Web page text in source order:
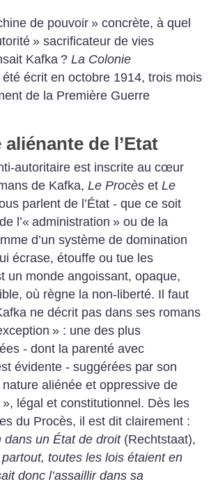
de pouvoir » concrète, à quel
» sacrificateur de vies
Kafka ?La Colonie
été écrit en octobre 1914, trois mois
de la Première Guerre
de l’Etat
autoritaire est inscrite au cœur
de Kafka,Le Procès etLe
parlent de l’État - que ce soit
l’« administration » ou de la
d’un système de domination
écrase, étouffe ou tue les
un monde angoissant, opaque,
où règne la non-liberté. Il faut
ne décrit pas dans ses romans
» : une des plus
- dont la parenté avec
évidente - suggérées par son
aliénée et oppressive de
», légal et constitutionnel. Dès les
du Procès, il est dit clairement :
dans un État de droit(Rechtstaat),
toutes les lois étaient en
donc l’assaillir dans sa